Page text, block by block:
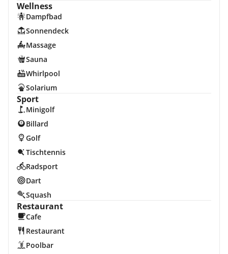
Wellness
Dampfbad
Sonnendeck
Massage
Sauna
Whirlpool
Solarium
Sport
Minigolf
Billard
Golf
Tischtennis
Radsport
Dart
Squash
Restaurant
Cafe
Restaurant
Poolbar